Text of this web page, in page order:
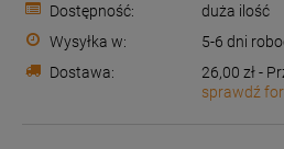
Dostępność:
duża ilość
Wysyłka w:
5-6 dni
Dostawa:
26,00 zł-
Cena nie zawiera ewentualnych
sprawdź